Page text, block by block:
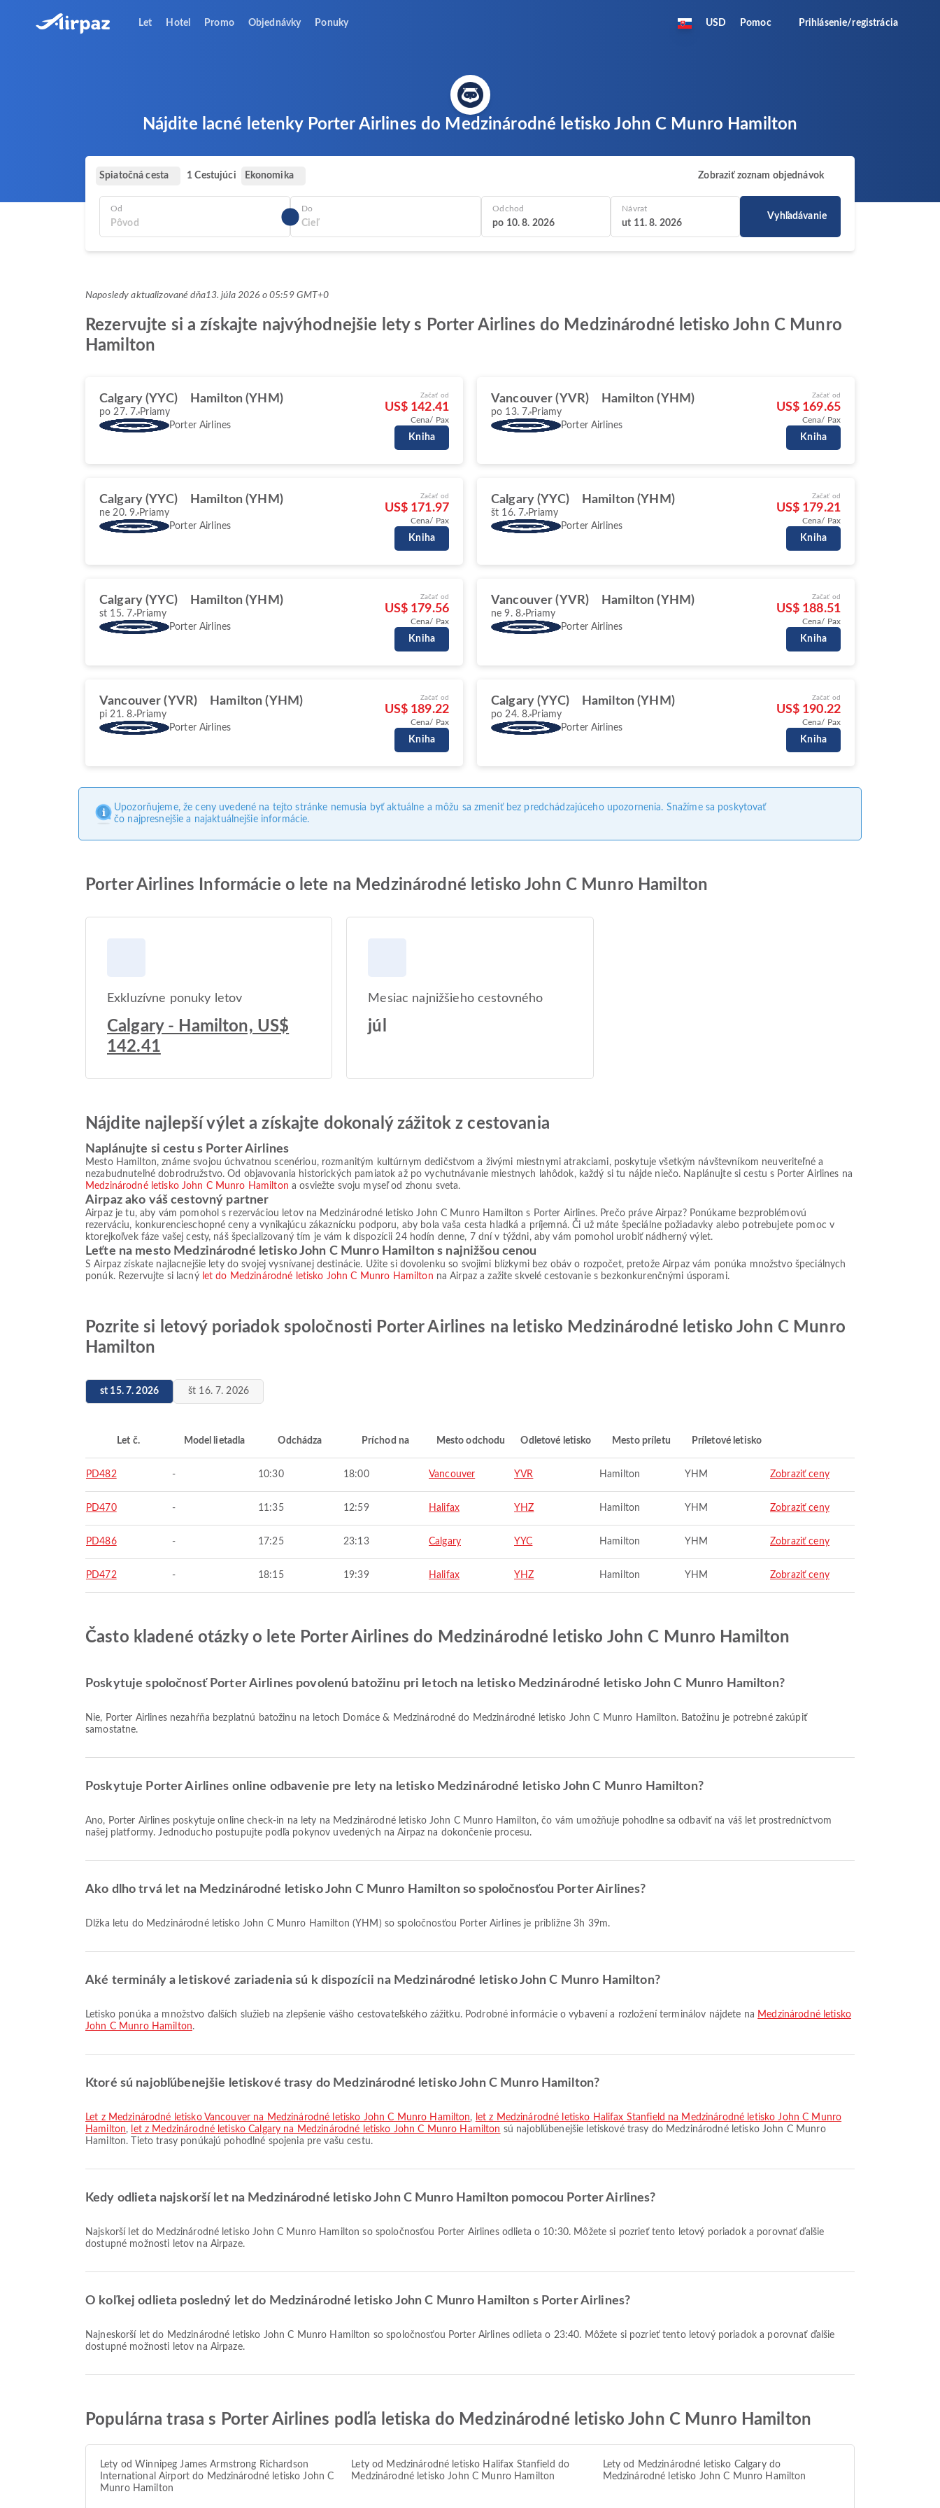
Let Hotel Promo Objednávky Ponuky USD Pomoc Prihlásenie/registrácia
Nájdite lacné letenky Porter Airlines do Medzinárodné letisko John C Munro Hamilton
Spiatočná cesta 1 Cestujúci Ekonomika Zobraziť zoznam objednávok
Od Do Odchod
po 10. 8. 2026
Návrat
ut 11. 8. 2026
Vyhľadávanie
Naposledy aktualizované dňa13. júla 2026 o 05:59 GMT+0
Rezervujte si a získajte najvýhodnejšie lety s Porter Airlines do Medzinárodné letisko John C Munro
Hamilton
Calgary (YYC) Hamilton (YHM)
po 27. 7. Priamy
Porter Airlines
Začať od
US$ 142.41
Cena/ Pax
Kniha
Vancouver (YVR) Hamilton (YHM)
po 13. 7. Priamy
Porter Airlines
Začať od
US$ 169.65
Cena/ Pax
Kniha
Calgary (YYC) Hamilton (YHM)
ne 20. 9. Priamy
Porter Airlines
Začať od
US$ 171.97
Cena/ Pax
Kniha
Calgary (YYC) Hamilton (YHM)
št 16. 7. Priamy
Porter Airlines
Začať od
US$ 179.21
Cena/ Pax
Kniha
Calgary (YYC) Hamilton (YHM)
st 15. 7. Priamy
Porter Airlines
Začať od
US$ 179.56
Cena/ Pax
Kniha
Vancouver (YVR) Hamilton (YHM)
ne 9. 8. Priamy
Porter Airlines
Začať od
US$ 188.51
Cena/ Pax
Kniha
Vancouver (YVR) Hamilton (YHM)
pi 21. 8. Priamy
Porter Airlines
Začať od
US$ 189.22
Cena/ Pax
Kniha
Calgary (YYC) Hamilton (YHM)
po 24. 8. Priamy
Porter Airlines
Začať od
US$ 190.22
Cena/ Pax
Kniha
Upozorňujeme, že ceny uvedené na tejto stránke nemusia byť aktuálne a môžu sa zmeniť bez predchádzajúceho upozornenia. Snažíme sa poskytovať
čo najpresnejšie a najaktuálnejšie informácie.
Porter Airlines Informácie o lete na Medzinárodné letisko John C Munro Hamilton
Exkluzívne ponuky letov
Calgary - Hamilton, US$
142.41
Mesiac najnižšieho cestovného
júl
Nájdite najlepší výlet a získajte dokonalý zážitok z cestovania
Naplánujte si cestu s Porter Airlines
Mesto Hamilton, známe svojou úchvatnou scenériou, rozmanitým kultúrnym dedičstvom a živými miestnymi atrakciami, poskytuje všetkým návštevníkom neuveriteľné a
nezabudnuteľné dobrodružstvo. Od objavovania historických pamiatok až po vychutnávanie miestnych lahôdok, každý si tu nájde niečo. Naplánujte si cestu s Porter Airlines na
Medzinárodné letisko John C Munro Hamilton a osviežte svoju myseľ od zhonu sveta.
Airpaz ako váš cestovný partner
Airpaz je tu, aby vám pomohol s rezerváciou letov na Medzinárodné letisko John C Munro Hamilton s Porter Airlines. Prečo práve Airpaz? Ponúkame bezproblémovú
rezerváciu, konkurencieschopné ceny a vynikajúcu zákaznícku podporu, aby bola vaša cesta hladká a príjemná. Či už máte špeciálne požiadavky alebo potrebujete pomoc v
ktorejkoľvek fáze vašej cesty, náš špecializovaný tím je vám k dispozícii 24 hodín denne, 7 dní v týždni, aby vám pomohol urobiť nádherný výlet.
Leťte na mesto Medzinárodné letisko John C Munro Hamilton s najnižšou cenou
S Airpaz získate najlacnejšie lety do svojej vysnívanej destinácie. Užite si dovolenku so svojimi blízkymi bez obáv o rozpočet, pretože Airpaz vám ponúka množstvo špeciálnych
ponúk. Rezervujte si lacný let do Medzinárodné letisko John C Munro Hamilton na Airpaz a zažite skvelé cestovanie s bezkonkurenčnými úsporami.
Pozrite si letový poriadok spoločnosti Porter Airlines na letisko Medzinárodné letisko John C Munro
Hamilton
st 15. 7. 2026 št 16. 7. 2026
Let č. Model lietadla Odchádza Príchod na Mesto odchodu Odletové letisko Mesto príletu Príletové letisko
PD482 - 10:30 18:00 Vancouver YVR Hamilton YHM Zobraziť ceny
PD470 - 11:35 12:59 Halifax YHZ Hamilton YHM Zobraziť ceny
PD486 - 17:25 23:13 Calgary YYC Hamilton YHM Zobraziť ceny
PD472 - 18:15 19:39 Halifax YHZ Hamilton YHM Zobraziť ceny
Často kladené otázky o lete Porter Airlines do Medzinárodné letisko John C Munro Hamilton
Poskytuje spoločnosť Porter Airlines povolenú batožinu pri letoch na letisko Medzinárodné letisko John C Munro Hamilton?
Nie, Porter Airlines nezahŕňa bezplatnú batožinu na letoch Domáce & Medzinárodné do Medzinárodné letisko John C Munro Hamilton. Batožinu je potrebné zakúpiť
samostatne.
Poskytuje Porter Airlines online odbavenie pre lety na letisko Medzinárodné letisko John C Munro Hamilton?
Áno, Porter Airlines poskytuje online check-in na lety na Medzinárodné letisko John C Munro Hamilton, čo vám umožňuje pohodlne sa odbaviť na váš let prostredníctvom
našej platformy. Jednoducho postupujte podľa pokynov uvedených na Airpaz na dokončenie procesu.
Ako dlho trvá let na Medzinárodné letisko John C Munro Hamilton so spoločnosťou Porter Airlines?
Dĺžka letu do Medzinárodné letisko John C Munro Hamilton (YHM) so spoločnosťou Porter Airlines je približne 3h 39m.
Aké terminály a letiskové zariadenia sú k dispozícii na Medzinárodné letisko John C Munro Hamilton?
Letisko ponúka a množstvo ďalších služieb na zlepšenie vášho cestovateľského zážitku. Podrobné informácie o vybavení a rozložení terminálov nájdete na Medzinárodné letisko
John C Munro Hamilton.
Ktoré sú najobľúbenejšie letiskové trasy do Medzinárodné letisko John C Munro Hamilton?
let z Medzinárodné letisko Vancouver na Medzinárodné letisko John C Munro Hamilton, let z Medzinárodné letisko Halifax Stanfield na Medzinárodné letisko John C Munro
Hamilton, let z Medzinárodné letisko Calgary na Medzinárodné letisko John C Munro Hamilton sú najobľúbenejšie letiskové trasy do Medzinárodné letisko John C Munro
Hamilton. Tieto trasy ponúkajú pohodlné spojenia pre vašu cestu.
Kedy odlieta najskorší let na Medzinárodné letisko John C Munro Hamilton pomocou Porter Airlines?
Najskorší let do Medzinárodné letisko John C Munro Hamilton so spoločnosťou Porter Airlines odlieta o 10:30. Môžete si pozrieť tento letový poriadok a porovnať ďalšie
dostupné možnosti letov na Airpaze.
O koľkej odlieta posledný let do Medzinárodné letisko John C Munro Hamilton s Porter Airlines?
Najneskorší let do Medzinárodné letisko John C Munro Hamilton so spoločnosťou Porter Airlines odlieta o 23:40. Môžete si pozrieť tento letový poriadok a porovnať ďalšie
dostupné možnosti letov na Airpaze.
Populárna trasa s Porter Airlines podľa letiska do Medzinárodné letisko John C Munro Hamilton
Lety od Winnipeg James Armstrong Richardson
International Airport do Medzinárodné letisko John C
Munro Hamilton
Lety od Medzinárodné letisko Halifax Stanfield do
Medzinárodné letisko John C Munro Hamilton
Lety od Medzinárodné letisko Calgary do
Medzinárodné letisko John C Munro Hamilton